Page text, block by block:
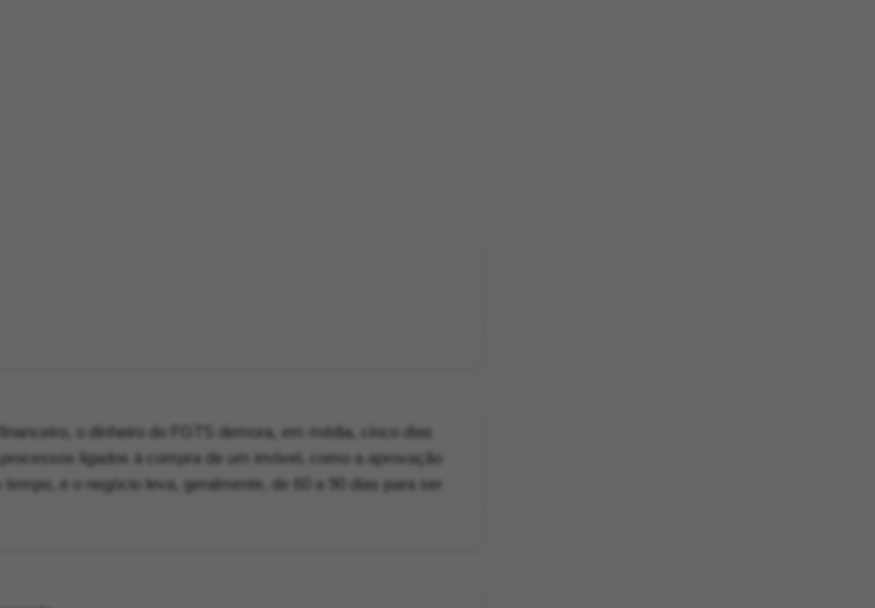
o dinheiro do FGTS demora, em média, cinco dias
ligados à compra de um imóvel, como a aprovação
e o negócio leva, geralmente, de 60 a 90 dias para ser